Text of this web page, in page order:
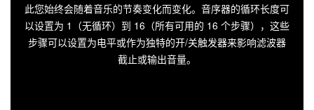
此您始终会随着音乐的节奏变化而变化。音序器的循环长度可
以设置为 1（无循环）到 16（所有可用的 16 个步骤），这些
步骤可以设置为电平或作为独特的开/关触发器来影响滤波器
截止或输出音量。